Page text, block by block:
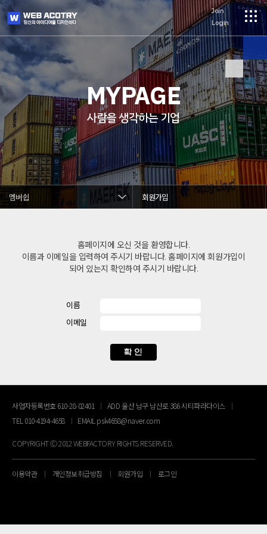
logo
Join
Login
메
뉴
MYPAGE
사람을 생각하는 기업
멤버쉽 회원가입
홈페이지에 오신 것을 환영합니다.
이름과 이메일을 입력하여 주시기 바랍니다. 홈페이지에 회원가입이
되어 있는지 확인하여 주시기 바랍니다.
이름
이메일
사업자등록번호 610-28-02401
ADD 울산 남구 남산로 386 시티파라다이스
TEL 010-4194-4658
EMAIL psk4658@naver.com
COPYRIGHT Ⓒ 2012 WEBFACTORY RIGHTS RESERVED.
이용약관 개인정보취급방침 회원가입 로그인